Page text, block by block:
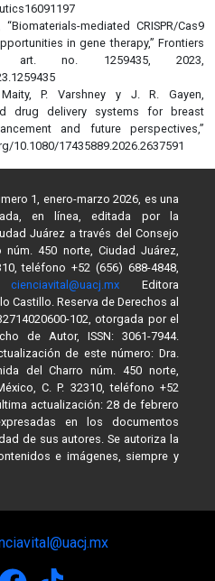
mediated CRISPR/Cas9
in gene therapy,” Frontiers
no. 1259435, 2023,
P. Varshney y J. R. Gayen,
drug delivery systems for breast
and future perspectives,”
10.1080/17435889.2026.2637591
1, enero-marzo 2026, es una
en línea, editada por la
Juárez a través del Consejo
450 norte, Ciudad Juárez,
teléfono +52 (656) 688-4848,
cienciavital@uacj.mxEditora
Castillo. Reserva de Derechos al
102, otorgada por el
de Autor, ISSN: 3061-7944.
de este número: Dra.
del Charro núm. 450 norte,
C. P. 32310, teléfono +52
actualización: 28 de febrero
en los documentos
de sus autores. Se autoriza la
e imágenes, siempre y